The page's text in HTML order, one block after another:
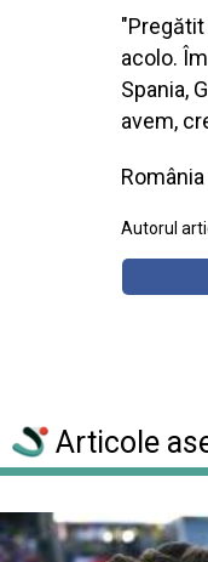
acolo.
Spania,
avem,
Autorul
Articole